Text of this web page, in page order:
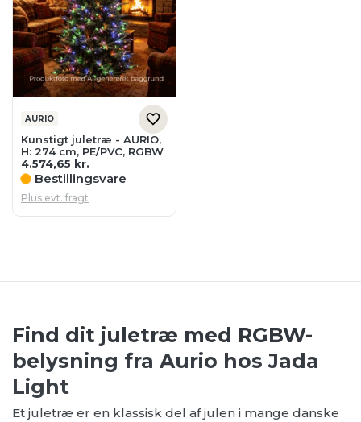
AURIO
Kunstigt juletræ - AURIO,
H: 274 cm, PE/PVC, RGBW
4.574,65 kr.
Bestillingsvare
Plus evt. fragt
Find dit juletræ med RGBW-
belysning fra Aurio hos Jada
Light
Et juletræ er en klassisk del af julen i mange danske